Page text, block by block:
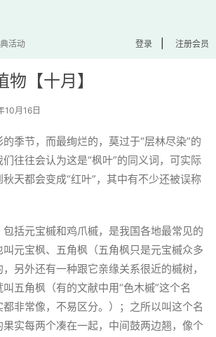
活动 登录 注册会员
【十月】
10月16日
季节，而最绚烂的，莫过于“层林尽染”的
往往会认为这是“枫叶”的同义词，可实际
秋天都会变成“红叶”，其中有不少还被误称
括元宝槭和鸡爪槭，是我国各地最常见的
元宝枫、五角枫（五角枫只是元宝槭众多
另外还有一种跟它亲缘关系很近的槭树，
五角枫（有的文献中用“色木槭”这个名
非常像，不易区分。）；之所以叫这个名
实每两个凑在一起，中间鼓两边翘，像个